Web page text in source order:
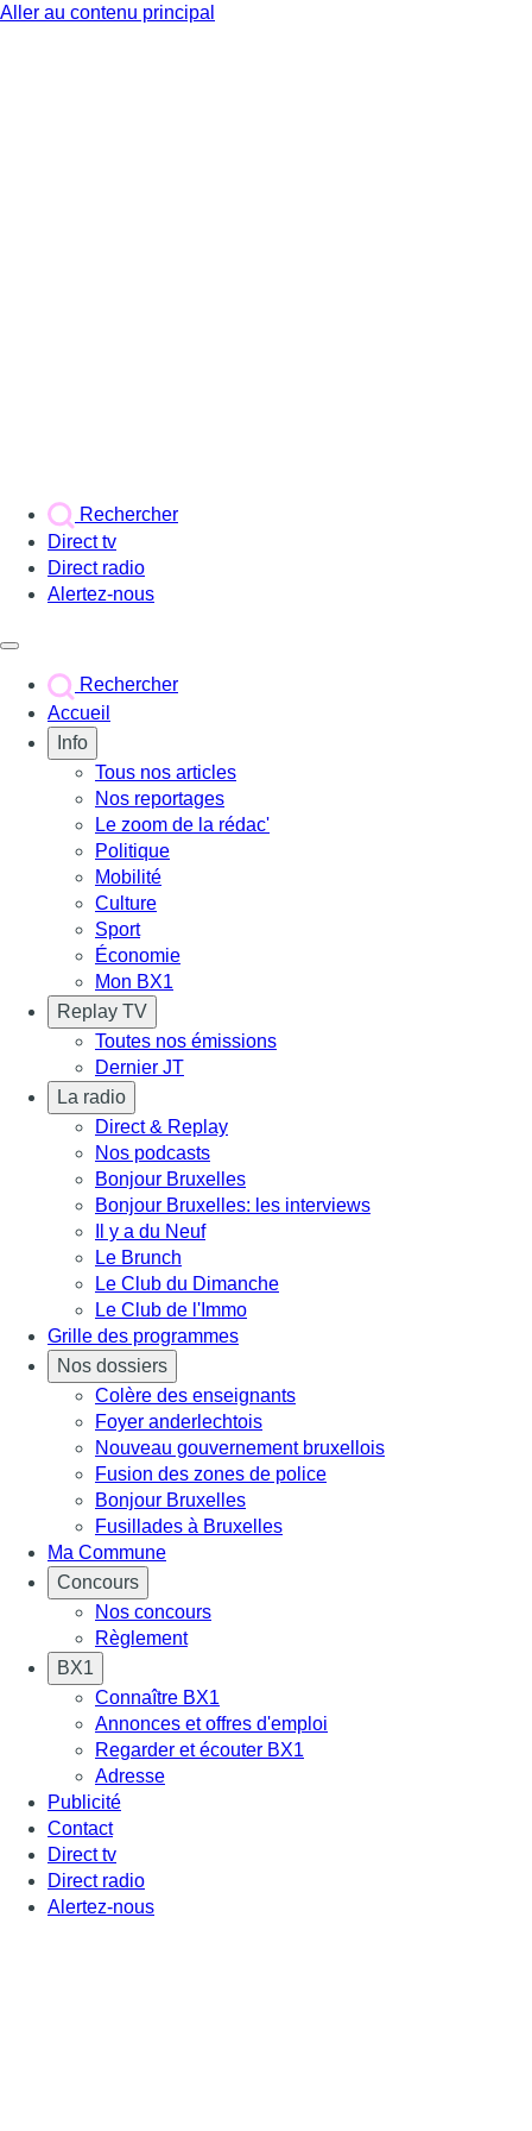
Aller au contenu principal
Rechercher
Direct tv
Direct radio
Alertez-nous
Rechercher
Accueil
Info
Tous nos articles
Nos reportages
Le zoom de la rédac'
Politique
Mobilité
Culture
Sport
Économie
Mon BX1
Replay TV
Toutes nos émissions
Dernier JT
La radio
Direct & Replay
Nos podcasts
Bonjour Bruxelles
Bonjour Bruxelles: les interviews
Il y a du Neuf
Le Brunch
Le Club du Dimanche
Le Club de l'Immo
Grille des programmes
Nos dossiers
Colère des enseignants
Foyer anderlechtois
Nouveau gouvernement bruxellois
Fusion des zones de police
Bonjour Bruxelles
Fusillades à Bruxelles
Ma Commune
Concours
Nos concours
Règlement
BX1
Connaître BX1
Annonces et offres d'emploi
Regarder et écouter BX1
Adresse
Publicité
Contact
Direct tv
Direct radio
Alertez-nous